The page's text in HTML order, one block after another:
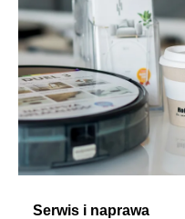
Serwis i naprawa